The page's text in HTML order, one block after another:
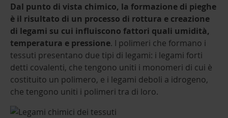
Dal punto di vista chimico, la formazione di pieghe
è il risultato di un processo di rottura e creazione
di legami su cui influiscono fattori quali umidità,
temperatura e pressione. I polimeri che formano i
tessuti presentano due tipi di legami: i legami forti
detti covalenti, che tengono uniti i monomeri di cui è
costituito un polimero, e i legami deboli a idrogeno,
che tengono uniti i polimeri tra di loro.